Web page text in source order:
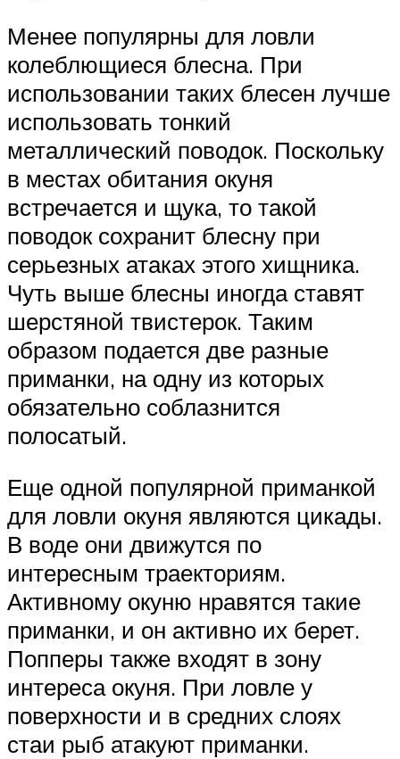
Менее популярны для ловли
колеблющиеся блесна. При
использовании таких блесен лучше
использовать тонкий
металлический поводок. Поскольку
в местах обитания окуня
встречается и щука, то такой
поводок сохранит блесну при
серьезных атаках этого хищника.
Чуть выше блесны иногда ставят
шерстяной твистерок. Таким
образом подается две разные
приманки, на одну из которых
обязательно соблазнится
полосатый.
Еще одной популярной приманкой
для ловли окуня являются цикады.
В воде они движутся по
интересным траекториям.
Активному окуню нравятся такие
приманки, и он активно их берет.
Попперы также входят в зону
интереса окуня. При ловле у
поверхности и в средних слоях
стаи рыб атакуют приманки.